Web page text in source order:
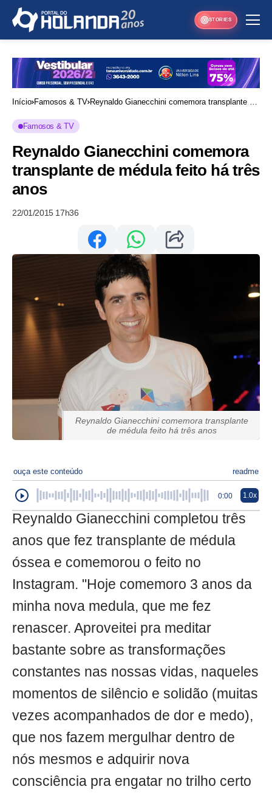
STORIES
Início Famosos & TV Reynaldo Gianecchini comemora transplante de
Famosos & TV
Reynaldo Gianecchini comemora
transplante de médula feito há três
anos
22/01/2015 17h36
Reynaldo Gianecchini comemora transplante
de médula feito há três anos
ouça este conteúdo readme
0:00 1.0x
Reynaldo Gianecchini completou três
anos que fez transplante de médula
óssea e comemorou o feito no
Instagram. "Hoje comemoro 3 anos da
minha nova medula, que me fez
renascer. Aproveitei pra meditar
bastante sobre as transformações
constantes nas nossas vidas, naqueles
momentos de silêncio e solidão (muitas
vezes acompanhados de dor e medo),
que nos fazem mergulhar dentro de
nós mesmos e adquirir nova
consciência pra engatar no trilho certo